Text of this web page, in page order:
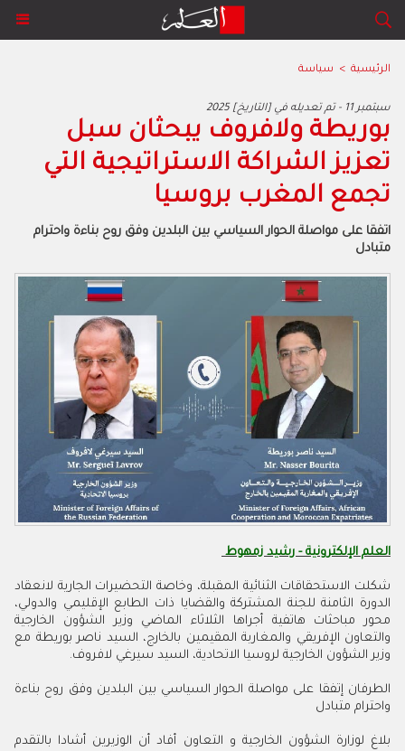
الرئيسية > سياسة
2025 سبتمبر 11 - تم تعديله في [التاريخ]
بوريطة ولافروف يبحثان سبل
تعزيز الشراكة الاستراتيجية التي
تجمع المغرب بروسيا
اتفقا على مواصلة الحوار السياسي بين البلدين وفق روح بناءة واحترام
متبادل
العلم الإلكترونية - رشيد زمهوط
شكلت الاستحقاقات الثنائية المقبلة، وخاصة التحضيرات الجارية لانعقاد
الدورة الثامنة للجنة المشتركة والقضايا ذات الطابع الإقليمي والدولي،
محور مباحثات هاتفية أجراها الثلاثاء الماضي وزير الشؤون الخارجية
والتعاون الإفريقي والمغاربة المقيمين بالخارج، السيد ناصر بوريطة مع
وزير الشؤون الخارجية لروسيا الاتحادية، السيد سيرغي لافروف.
الطرفان إتفقا على مواصلة الحوار السياسي بين البلدين وفق روح بناءة
واحترام متبادل
بلاغ لوزارة الشؤون الخارجية و التعاون أفاد أن الوزيرين أشادا بالتقدم